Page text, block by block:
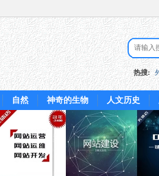
热搜:
自然 神奇的生物 人文历史